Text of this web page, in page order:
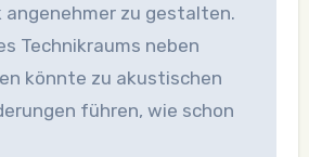
angenehmer zu gestalten.
Technikraums neben
könnte zu akustischen
führen, wie schon